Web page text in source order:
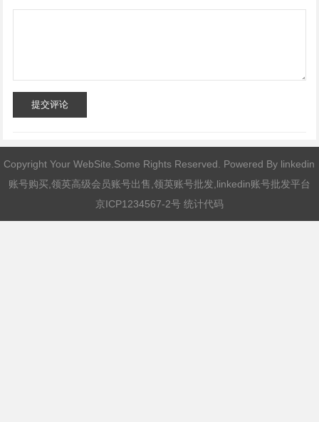
提交评论
Copyright Your WebSite.Some Rights Reserved. Powered By linkedin
账号购买,领英高级会员账号出售,领英账号批发,linkedin账号批发平台
京ICP1234567-2号 统计代码